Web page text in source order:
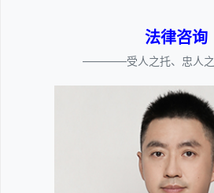
法律咨询
————受人之托、忠